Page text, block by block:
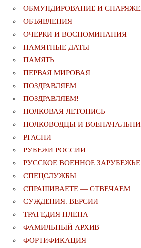
ОБМУНДИРОВАНИЕ И
ОБЪЯВЛЕНИЯ
ОЧЕРКИ И ВОСПОМИНАНИЯ
ПАМЯТНЫЕ ДАТЫ
ПАМЯТЬ
ПЕРВАЯ МИРОВАЯ
ПОЗДРАВЛЯЕМ
ПОЗДРАВЛЯЕМ!
ПОЛКОВАЯ ЛЕТОПИСЬ
ПОЛКОВОДЦЫ И
РГАСПИ
РУБЕЖИ РОССИИ
РУССКОЕ ВОЕННОЕ ЗАРУБЕЖЬЕ
СПЕЦСЛУЖБЫ
СПРАШИВАЕТЕ — ОТВЕЧАЕМ
СУЖДЕНИЯ. ВЕРСИИ
ТРАГЕДИЯ ПЛЕНА
ФАМИЛЬНЫЙ АРХИВ
ФОРТИФИКАЦИЯ